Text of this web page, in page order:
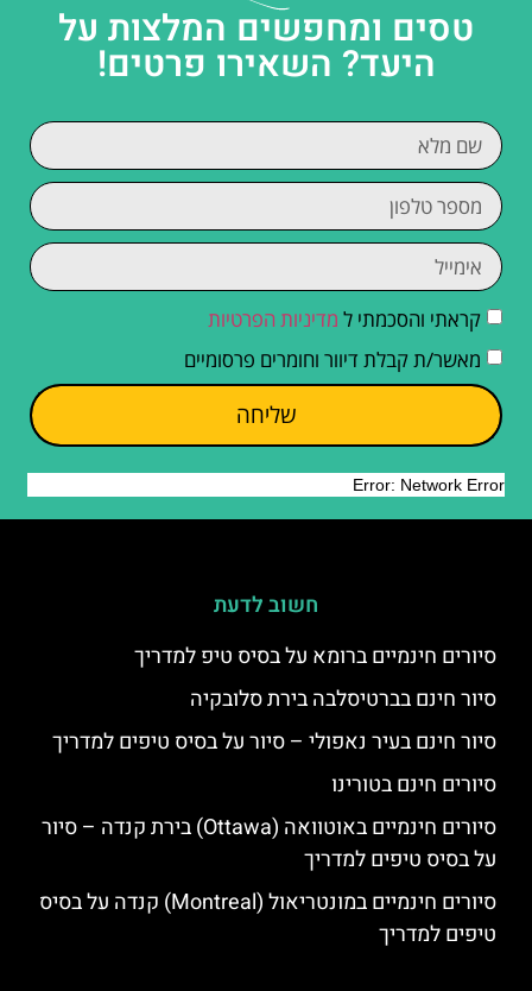
טסים ומחפשים המלצות על
היעד? השאירו פרטים!
קראתי והסכמתי ל מדיניות הפרטיות
מאשר/ת קבלת דיוור וחומרים פרסומיים
שליחה
חשוב לדעת
סיורים חינמיים ברומא על בסיס טיפ למדריך
סיור חינם בברטיסלבה בירת סלובקיה
סיור חינם בעיר נאפולי – סיור על בסיס טיפים למדריך
סיורים חינם בטורינו
סיורים חינמיים באוטוואה (Ottawa) בירת קנדה – סיור
על בסיס טיפים למדריך
סיורים חינמיים במונטריאול (Montreal) קנדה על בסיס
טיפים למדריך